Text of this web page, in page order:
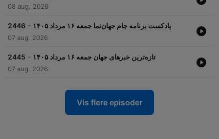
08 aug. 2026
2446 - پادکست برنامه جام جهان‌نما جمعه ۱۶ مرداد ۱۴۰۵
07 aug. 2026
2445 - تازه‌ترین خبرهای جهان جمعه ۱۶ مرداد ۱۴۰۵
07 aug. 2026
Vis flere episoder